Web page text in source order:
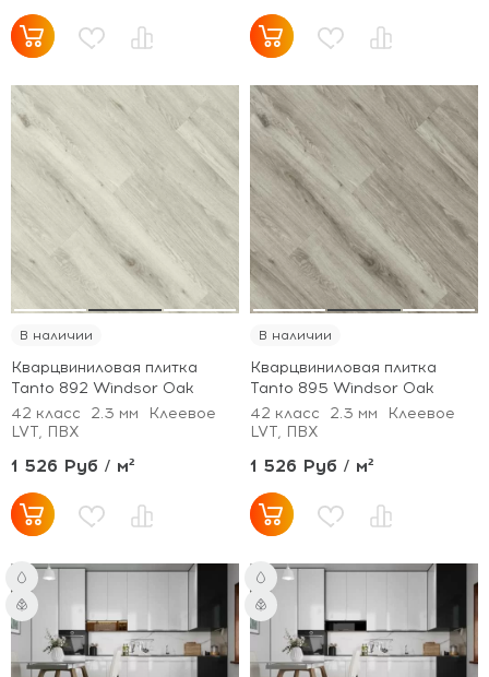
В наличии
Кварцвиниловая плитка
Tanto 892 Windsor Oak
42 класс
2.3 мм
Клеевое
LVT, ПВХ
1 526 Руб / м²
В наличии
Кварцвиниловая плитка
Tanto 895 Windsor Oak
42 класс
2.3 мм
Клеевое
LVT, ПВХ
1 526 Руб / м²